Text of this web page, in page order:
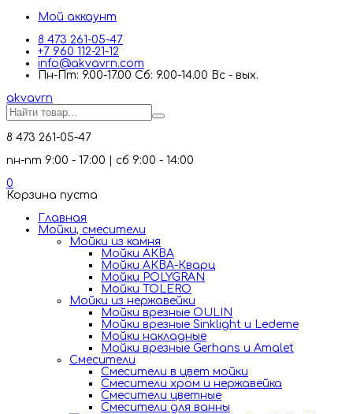
Мой аккаунт
8 473 261-05-47
+7 960 112-21-12
info@akvavrn.com
Пн-Пт: 9.00-17.00 Сб: 9.00-14.00 Вс - вых.
akvavrn
8 473 261-05-47
пн-пт 9:00 - 17:00 | сб 9:00 - 14:00
0
Корзина пуста
Главная
Мойки, смесители
Mойки из камня
Мойки АКВА
Мойки АКВА-Кварц
Мойки POLYGRAN
Мойки TOLERO
Мойки из нержавейки
Мойки врезные OULIN
Мойки врезные Sinklight и Ledeme
Мойки накладные
Мойки врезные Gerhans и Amalet
Смесители
Смесители в цвет мойки
Смесители хром и нержавейка
Смесители цветные
Смесители для ванны